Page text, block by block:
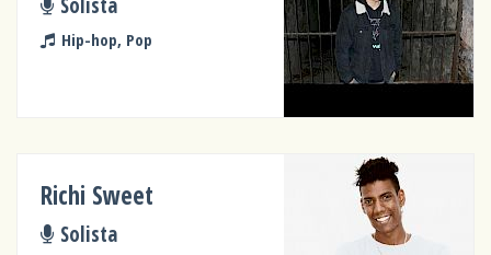
Hip-hop, Pop
Richi Sweet
Solista